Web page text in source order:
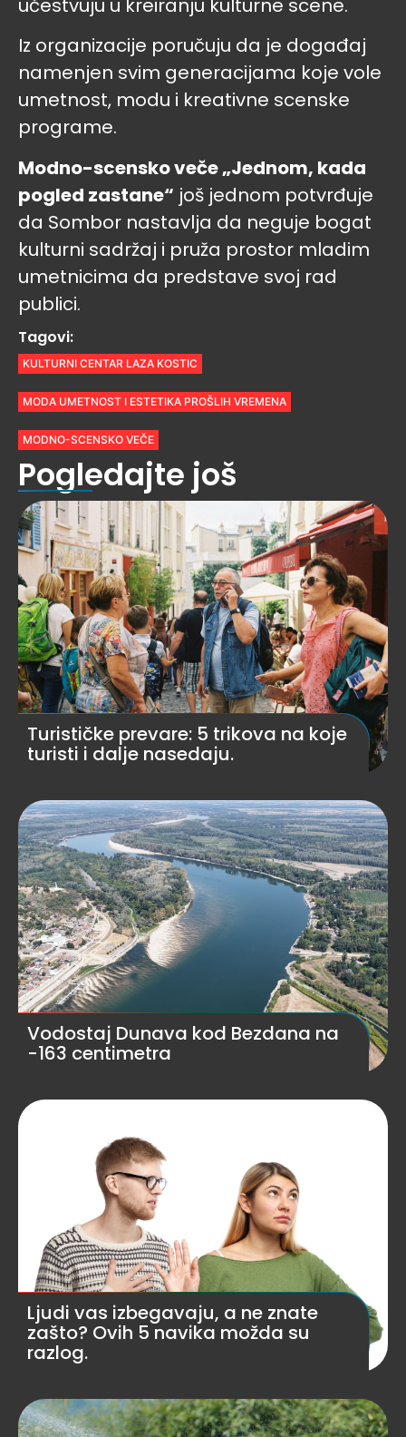
učestvuju u kreiranju kulturne scene.
Iz organizacije poručuju da je događaj
namenjen svim generacijama koje vole
umetnost, modu i kreativne scenske
programe.
Modno-scensko veče „Jednom, kada
pogled zastane“ još jednom potvrđuje
da Sombor nastavlja da neguje bogat
kulturni sadržaj i pruža prostor mladim
umetnicima da predstave svoj rad
publici.
Tagovi:
KULTURNI CENTAR LAZA KOSTIC
MODA UMETNOST I ESTETIKA PROŠLIH VREMENA
MODNO-SCENSKO VEČE
Pogledajte još
Turističke prevare: 5 trikova na koje
turisti i dalje nasedaju.
Vodostaj Dunava kod Bezdana na
-163 centimetra
Ljudi vas izbegavaju, a ne znate
zašto? Ovih 5 navika možda su
razlog.